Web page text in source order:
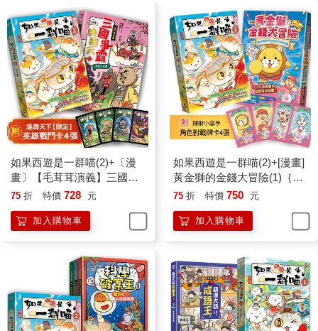
如果西遊是一群喵(2)+〔漫
畫〕【毛茸茸演義】三國爭
霸帥翻天(1)【二冊套書】(附
鬥卡４張）
75 折 特價 728 元
加入購物車
如果西遊是一群喵(2)+[漫畫]
黃金獅的金錢大冒險(1)｛附
✦理財小高手．角色對戰牌
75 折 特價 750 元
加入購物車